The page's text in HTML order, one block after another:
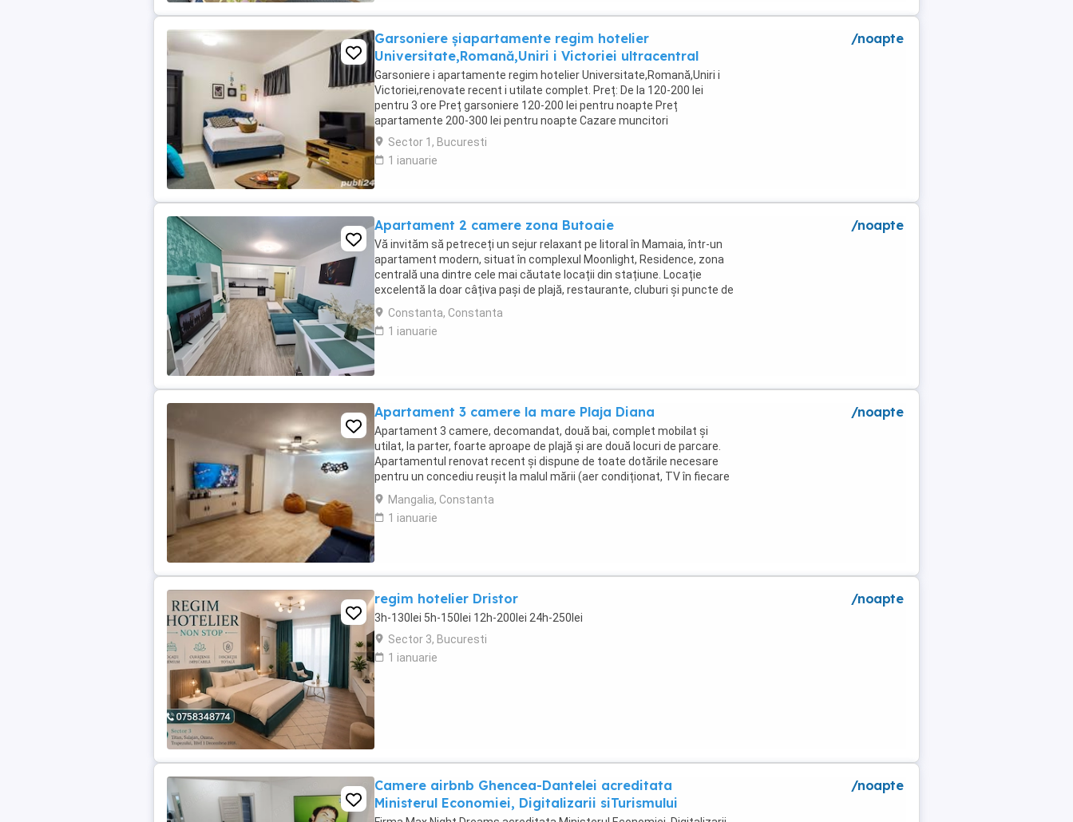
Garsoniere șiapartamente regim hotelier
Universitate,Romană,Uniri i Victoriei ultracentral
Garsoniere i apartamente regim hotelier Universitate,Romană,Uniri i
Victoriei,renovate recent i utilate complet. Preț: De la 120-200 lei
pentru 3 ore Preț garsoniere 120-200 lei pentru noapte Preț
apartamente 200-300 lei pentru noapte Cazare muncitori
Sector 1, Bucuresti
1 ianuarie
/noapte
Apartament 2 camere zona Butoaie
Vă invităm să petreceți un sejur relaxant pe litoral în Mamaia, într-un
apartament modern, situat în complexul Moonlight, Residence, zona
centrală una dintre cele mai căutate locații din stațiune. Locație
excelentă la doar câțiva pași de plajă, restaurante, cluburi și puncte de
atracție. Etaj 8 ...
Constanta, Constanta
1 ianuarie
/noapte
Apartament 3 camere la mare Plaja Diana
Apartament 3 camere, decomandat, două bai, complet mobilat și
utilat, la parter, foarte aproape de plajă și are două locuri de parcare.
Apartamentul renovat recent și dispune de toate dotările necesare
pentru un concediu reușit la malul mării (aer condiționat, TV în fiecare
cameră, mașină de spălat, ...
Mangalia, Constanta
1 ianuarie
/noapte
regim hotelier Dristor
3h-130lei 5h-150lei 12h-200lei 24h-250lei
Sector 3, Bucuresti
1 ianuarie
/noapte
Camere airbnb Ghencea-Dantelei acreditata
Ministerul Economiei, Digitalizarii siTurismului
/noapte